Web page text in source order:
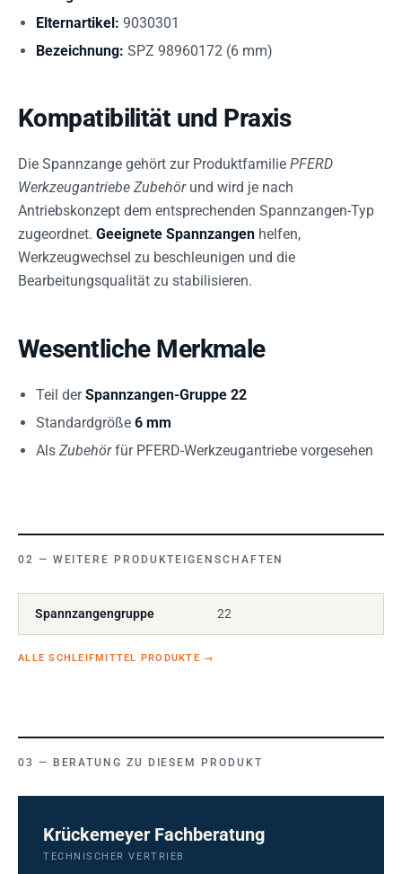
Elternartikel: 9030301
Bezeichnung: SPZ 98960172 (6 mm)
Kompatibilität und Praxis
Die Spannzange gehört zur Produktfamilie PFERD
Werkzeugantriebe Zubehörund wird je nach
Antriebskonzept dem entsprechenden Spannzangen-Typ
zugeordnet. Geeignete Spannzangen helfen,
Werkzeugwechsel zu beschleunigen und die
Bearbeitungsqualität zu stabilisieren.
Wesentliche Merkmale
Teil derSpannzangen-Gruppe 22
Standardgröße 6 mm
Als Zubehörfür PFERD-Werkzeugantriebe vorgesehen
WEITERE PRODUKTEIGENSCHAFTEN
Spannzangengruppe 22
ALLE SCHLEIFMITTEL PRODUKTE →
BERATUNG ZU DIESEM PRODUKT
Krückemeyer Fachberatung
TECHNISCHER VERTRIEB